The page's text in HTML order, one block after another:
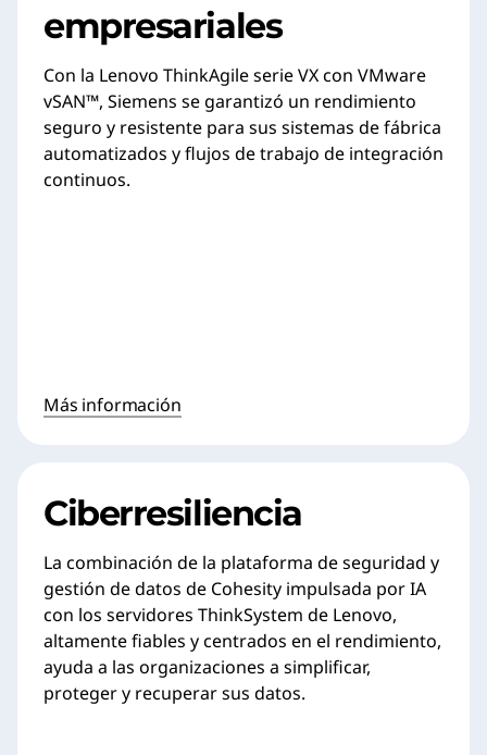
empresariales
Con la Lenovo ThinkAgile serie VX con VMware
vSAN™, Siemens se garantizó un rendimiento
seguro y resistente para sus sistemas de fábrica
automatizados y flujos de trabajo de integración
continuos.
Más información
Ciberresiliencia
La combinación de la plataforma de seguridad y
gestión de datos de Cohesity impulsada por IA
con los servidores ThinkSystem de Lenovo,
altamente fiables y centrados en el rendimiento,
ayuda a las organizaciones a simplificar,
proteger y recuperar sus datos.